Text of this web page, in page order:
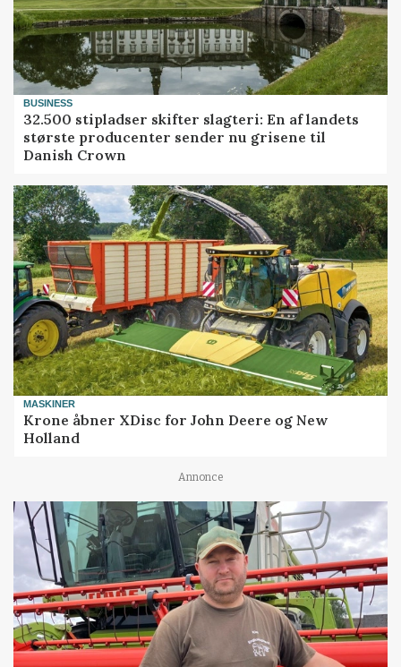
BUSINESS
32.500 stipladser skifter slagteri: En af landets
største producenter sender nu grisene til
Danish Crown
MASKINER
Krone åbner XDisc for John Deere og New
Holland
Annonce